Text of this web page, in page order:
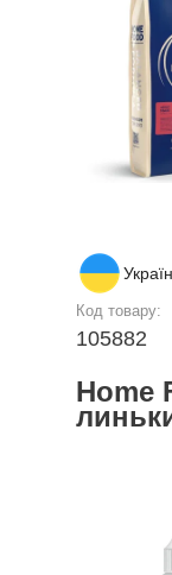
Код товару:
105882
Home